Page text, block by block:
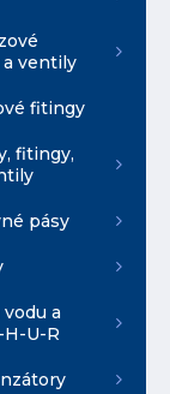
ventily
fitingy
fitingy,
pásy
vodu a
U-R